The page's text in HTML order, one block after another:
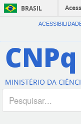
BRASIL
CNPq
MINISTÉRIO DA